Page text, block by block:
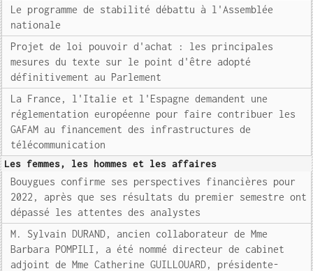
Le programme de stabilité débattu à l'Assemblée
nationale
Projet de loi pouvoir d'achat : les principales
mesures du texte sur le point d'être adopté
définitivement au Parlement
La France, l'Italie et l'Espagne demandent une
réglementation européenne pour faire contribuer les
GAFAM au financement des infrastructures de
télécommunication
Les femmes, les hommes et les affaires
Bouygues confirme ses perspectives financières pour
2022, après que ses résultats du premier semestre ont
dépassé les attentes des analystes
M. Sylvain DURAND, ancien collaborateur de Mme
Barbara POMPILI, a été nommé directeur de cabinet
adjoint de Mme Catherine GUILLOUARD, présidente-